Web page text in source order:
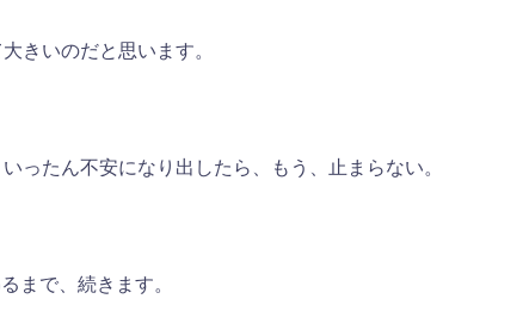
きいのだと思います。
ったん不安になり出したら、もう、止まらない。
まで、続きます。